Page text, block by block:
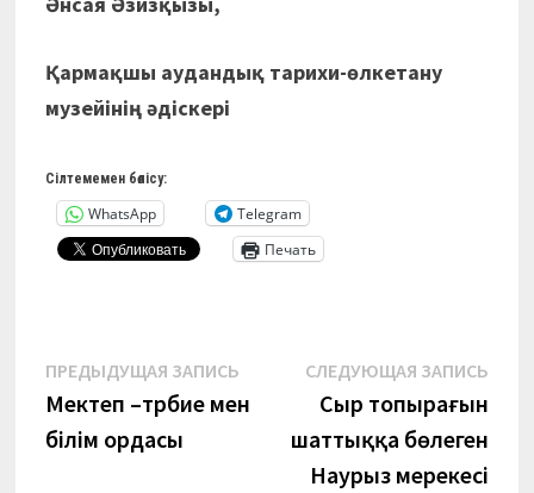
Қармақшы аудандық тарихи-өлкетану
музейінің әдіскері
Сілтемемен бөлісу:
WhatsApp
Telegram
Печать
Навигация
по
записям
ПРЕДЫДУЩАЯ ЗАПИСЬПредыдущая
запись:
Мектеп –тәрбие мен
білім ордасы
СЛЕДУЮЩАЯ ЗАПИСЬ
Сыр топырағын
шаттыққа бөлеген
Наурыз мерекесі